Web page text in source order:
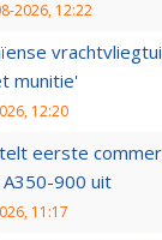
2026, 12:22
munitie'
12:20
eerste
A350-900 uit
11:17